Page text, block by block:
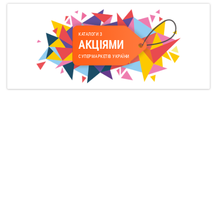
КАТАЛОГИ З
АКЦІЯМИ
СУПЕРМАРКЕТІВ УКРАЇНИ